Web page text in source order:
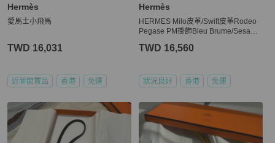
Hermès
愛馬士小飛馬
TWD 16,031
近新閒置品 香港 免運
Hermès
HERMES Milo皮革/Swift皮革Rodeo
Pegase PM掛飾Bleu Brume/Sesam
TWD 16,560
狀況良好 香港 免運